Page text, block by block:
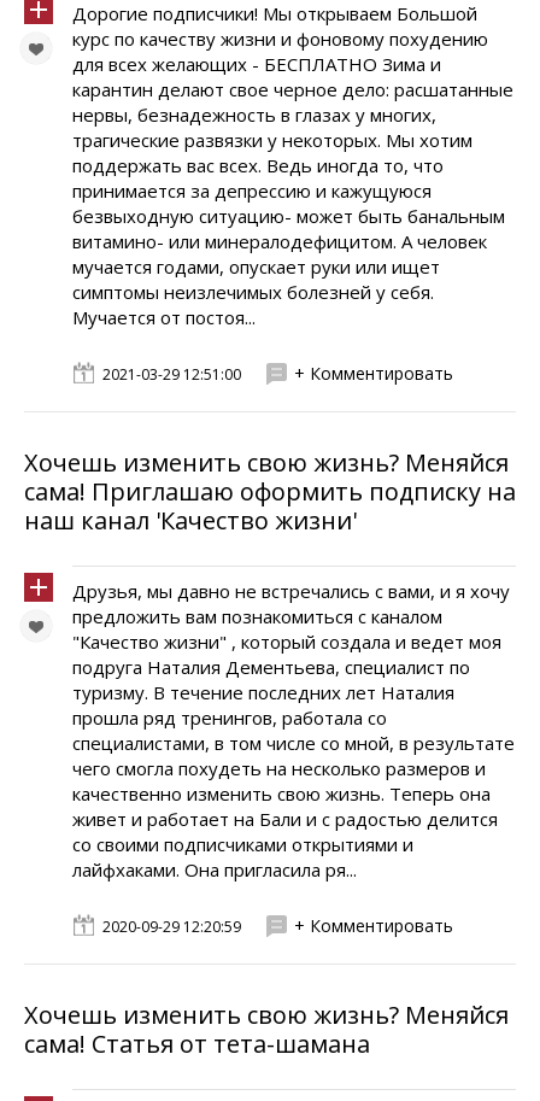
Дорогие подписчики! Мы открываем Большой
курс по качеству жизни и фоновому похудению
для всех желающих - БЕСПЛАТНО Зима и
карантин делают свое черное дело: расшатанные
нервы, безнадежность в глазах у многих,
трагические развязки у некоторых. Мы хотим
поддержать вас всех. Ведь иногда то, что
принимается за депрессию и кажущуюся
безвыходную ситуацию- может быть банальным
витамино- или минералодефицитом. А человек
мучается годами, опускает руки или ищет
симптомы неизлечимых болезней у себя.
Мучается от постоя...
2021-03-29 12:51:00 + Комментировать
Хочешь изменить свою жизнь? Меняйся
сама! Приглашаю оформить подписку на
наш канал 'Качество жизни'
Друзья, мы давно не встречались с вами, и я хочу
предложить вам познакомиться с каналом
"Качество жизни" , который создала и ведет моя
подруга Наталия Дементьева, специалист по
туризму. В течение последних лет Наталия
прошла ряд тренингов, работала со
специалистами, в том числе со мной, в результате
чего смогла похудеть на несколько размеров и
качественно изменить свою жизнь. Теперь она
живет и работает на Бали и с радостью делится
со своими подписчиками открытиями и
лайфхаками. Она пригласила ря...
2020-09-29 12:20:59 + Комментировать
Хочешь изменить свою жизнь? Меняйся
сама! Статья от тета-шамана